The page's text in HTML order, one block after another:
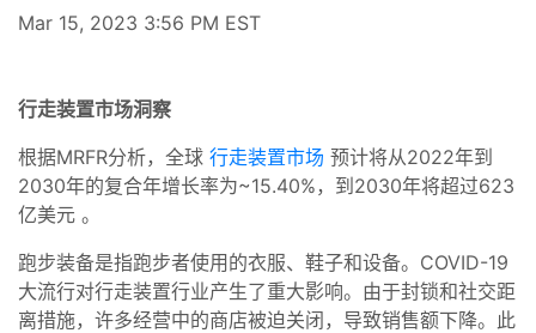
Mar 15, 2023 3:56 PM EST
行走装置市场洞察
根据MRFR分析，全球 行走装置市场 预计将从2022年到
2030年的复合年增长率为~15.40%，到2030年将超过623
亿美元 。
跑步装备是指跑步者使用的衣服、鞋子和设备。COVID-19
大流行对行走装置行业产生了重大影响。由于封锁和社交距
离措施，许多经营中的商店被迫关闭，导致销售额下降。此